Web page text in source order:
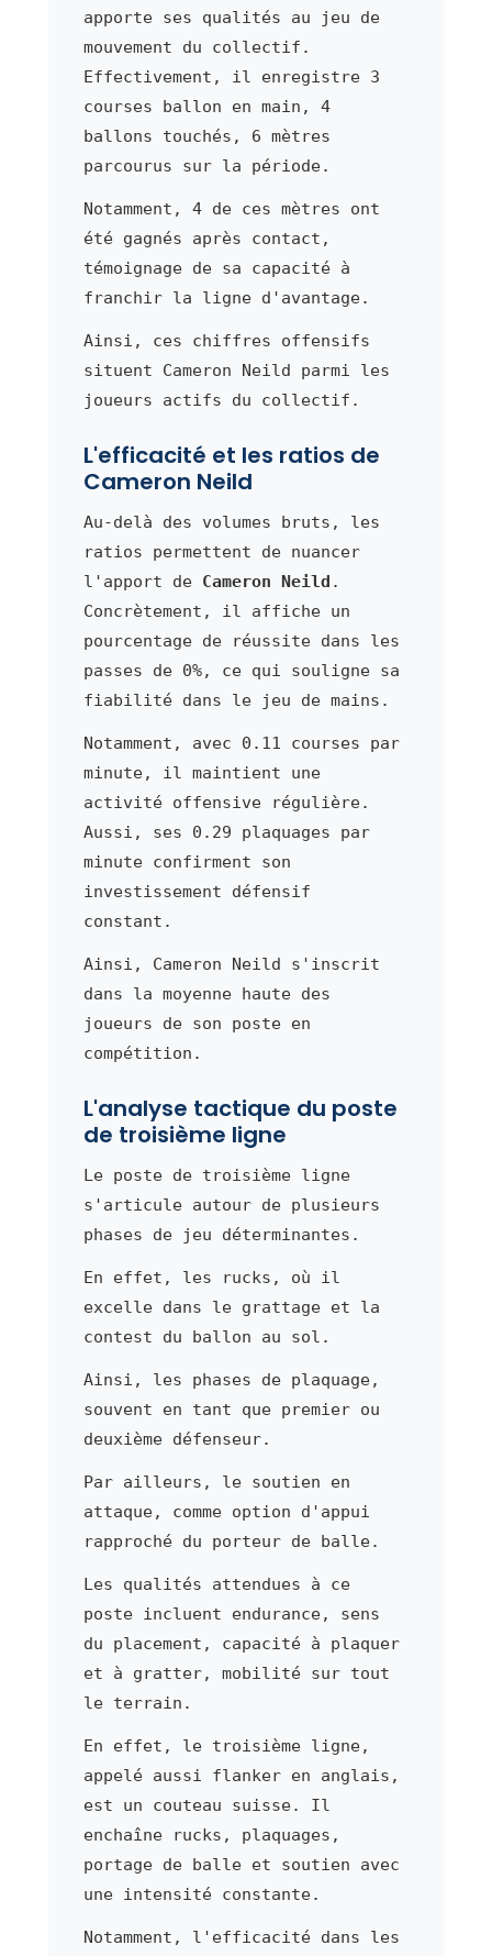
apporte ses qualités au jeu de
mouvement du collectif.
Effectivement, il enregistre 3
courses ballon en main, 4
ballons touchés, 6 mètres
parcourus sur la période.
Notamment, 4 de ces mètres ont
été gagnés après contact,
témoignage de sa capacité à
franchir la ligne d'avantage.
Ainsi, ces chiffres offensifs
situent Cameron Neild parmi les
joueurs actifs du collectif.
L'efficacité et les ratios de
Cameron Neild
Au-delà des volumes bruts, les
ratios permettent de nuancer
l'apport de Cameron Neild .
Concrètement, il affiche un
pourcentage de réussite dans les
passes de 0%, ce qui souligne sa
fiabilité dans le jeu de mains.
Notamment, avec 0.11 courses par
minute, il maintient une
activité offensive régulière.
Aussi, ses 0.29 plaquages par
minute confirment son
investissement défensif
constant.
Ainsi, Cameron Neild s'inscrit
dans la moyenne haute des
joueurs de son poste en
compétition.
L'analyse tactique du poste
de troisième ligne
Le poste de troisième ligne
s'articule autour de plusieurs
phases de jeu déterminantes.
En effet, les rucks, où il
excelle dans le grattage et la
contest du ballon au sol.
Ainsi, les phases de plaquage,
souvent en tant que premier ou
deuxième défenseur.
Par ailleurs, le soutien en
attaque, comme option d'appui
rapproché du porteur de balle.
Les qualités attendues à ce
poste incluent endurance, sens
du placement, capacité à plaquer
et à gratter, mobilité sur tout
le terrain.
En effet, le troisième ligne,
appelé aussi flanker en anglais,
est un couteau suisse. Il
enchaîne rucks, plaquages,
portage de balle et soutien avec
une intensité constante.
Notamment, l'efficacité dans les